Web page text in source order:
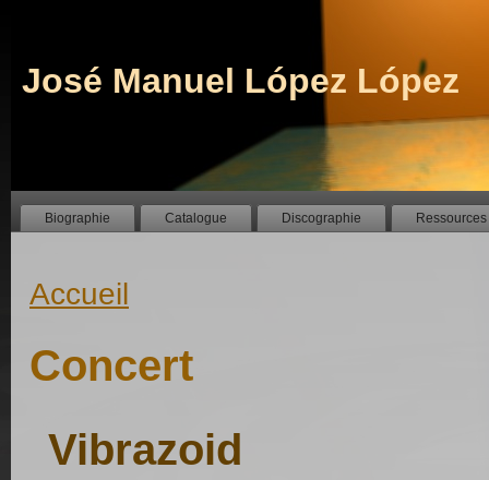
José Manuel López López
Biographie Catalogue Discographie Ressources
Accueil
Concert
Vibrazoid